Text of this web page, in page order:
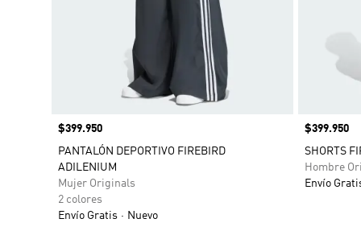
Precio
$399.950
PANTALÓN DEPORTIVO FIREBIRD
ADILENIUM
Mujer Originals
2 colores
Envío Gratis
Nuevo
Precio
$399.950
SHORTS
Hombre
Envío